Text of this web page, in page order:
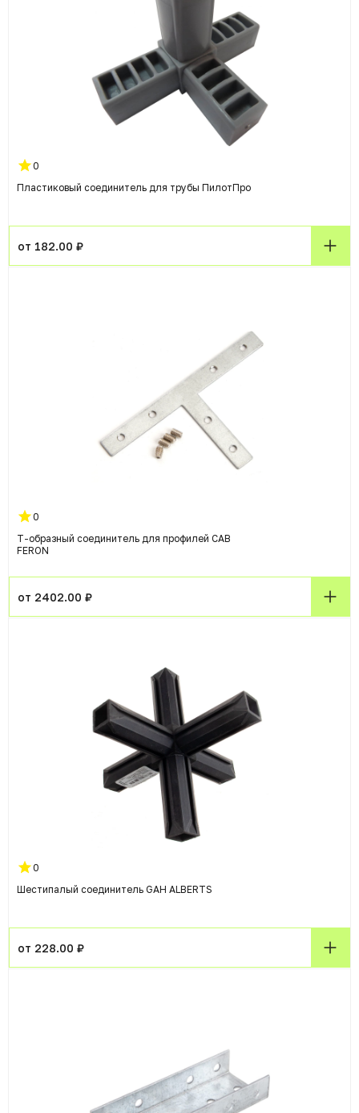
0
Пластиковый соединитель для трубы ПилотПро
от 182.00 ₽
0
Т-образный соединитель для профилей CAB
FERON
от 2402.00 ₽
0
Шестипалый соединитель GAH ALBERTS
от 228.00 ₽